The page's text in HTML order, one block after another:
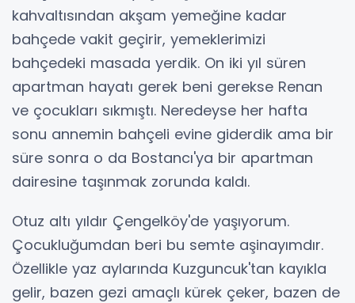
kahvaltısından akşam yemeğine kadar
bahçede vakit geçirir, yemeklerimizi
bahçedeki masada yerdik. On iki yıl süren
apartman hayatı gerek beni gerekse Renan
ve çocukları sıkmıştı. Neredeyse her hafta
sonu annemin bahçeli evine giderdik ama bir
süre sonra o da Bostancı'ya bir apartman
dairesine taşınmak zorunda kaldı.
Otuz altı yıldır Çengelköy'de yaşıyorum.
Çocukluğumdan beri bu semte aşinayımdır.
Özellikle yaz aylarında Kuzguncuk'tan kayıkla
gelir, bazen gezi amaçlı kürek çeker, bazen de